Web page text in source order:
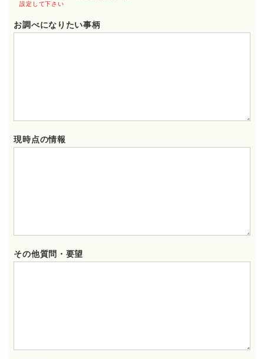
設定して下さい
お調べになりたい事柄
現時点の情報
その他質問・要望